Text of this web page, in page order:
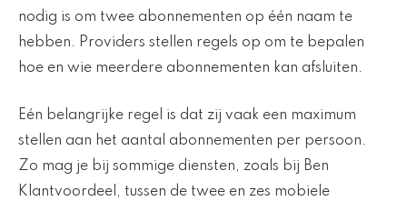
nodig is om twee abonnementen op één naam te
hebben. Providers stellen regels op om te bepalen
hoe en wie meerdere abonnementen kan afsluiten.
Eén belangrijke regel is dat zij vaak een maximum
stellen aan het aantal abonnementen per persoon.
Zo mag je bij sommige diensten, zoals bij Ben
Klantvoordeel, tussen de twee en zes mobiele